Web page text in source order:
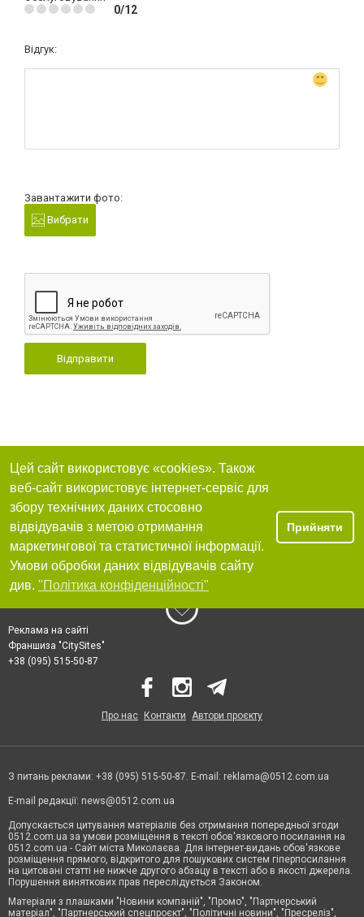
0/12
Відгук:
Завантажити фото:
Вибрати
Відправити
Цей сайт використовує «cookies». Також
веб-сайт використовує інтернет-сервіс для
збору технічних даних стосовно
відвідувачів з метою отримання
маркетингової та статистичної інформації.
Умови обробки даних відвідувачів сайту
див. "Політика конфіденційності"
Прийняти
Реклама на сайті
Франшиза "CitySites"
+38 (095) 515-50-87
Про нас Контакти Автори проєкту
З питань реклами: +38 (095) 515-50-87. E-mail: reklama@0512.com.ua
E-mail редакції: news@0512.com.ua
Допускається цитування матеріалів без отримання попередньої згоди
0512.com.ua за умови розміщення в тексті обов'язкового посилання на
0512.com.ua - Сайт міста Миколаєва. Для інтернет-видань обов'язкове
розміщення прямого, відкритого для пошукових систем гіперпосилання
на цитовані статті не нижче другого абзацу в тексті або в якості джерела.
Порушення виняткових прав переслідується Законом.
Матеріали з плашками "Новини компаній", "Промо", "Партнерський
матеріал", "Партнерський спецпроєкт", "Політичні новини", "Пресреліз",